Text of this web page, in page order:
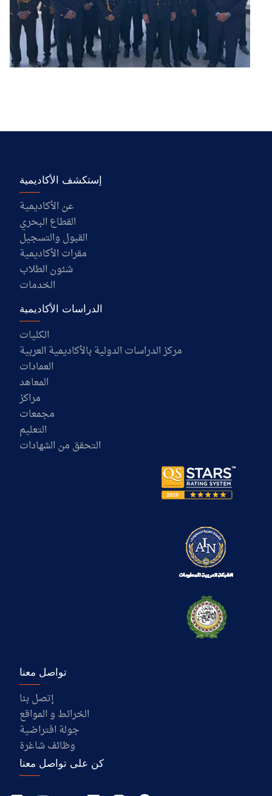
إستكشف الأكاديمية
عن الأكاديمية
القطاع البحري
القبول والتسجيل
مقرات الأكاديمية
شئون الطلاب
الخدمات
الدراسات الأكاديمية
الكليات
مركز الدراسات الدولية بالأكاديمية العربية
العمادات
المعاهد
مراكز
مجمعات
التعليم
التحقق من الشهادات
تواصل معنا
إتصل بنا
الخرائط و المواقع
جولة افتراضية
وظائف شاغرة
كن على تواصل معنا